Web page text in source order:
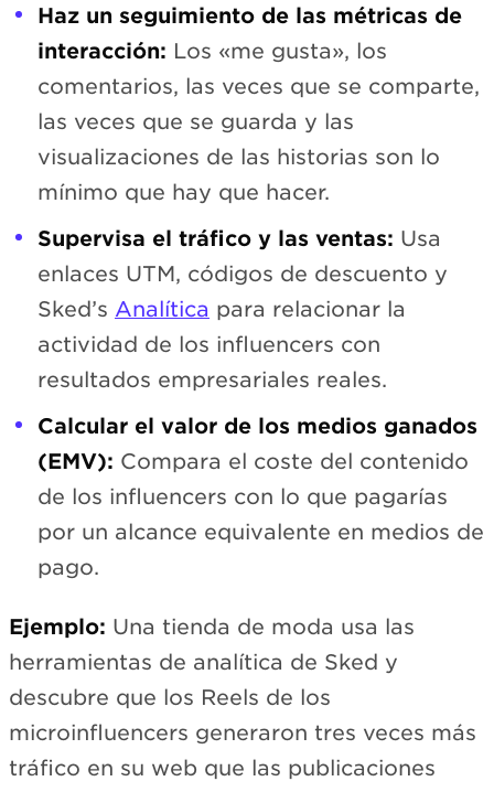
Haz un seguimiento de las métricas de
interacción: Los «me gusta», los
comentarios, las veces que se comparte,
las veces que se guarda y las
visualizaciones de las historias son lo
mínimo que hay que hacer.
Supervisa el tráfico y las ventas: Usa
enlaces UTM, códigos de descuento y
Sked’s Analítica para relacionar la
actividad de los influencers con
resultados empresariales reales.
Calcular el valor de los medios ganados
(EMV): Compara el coste del contenido
de los influencers con lo que pagarías
por un alcance equivalente en medios de
pago.
Ejemplo: Una tienda de moda usa las
herramientas de analítica de Sked y
descubre que los Reels de los
microinfluencers generaron tres veces más
tráfico en su web que las publicaciones